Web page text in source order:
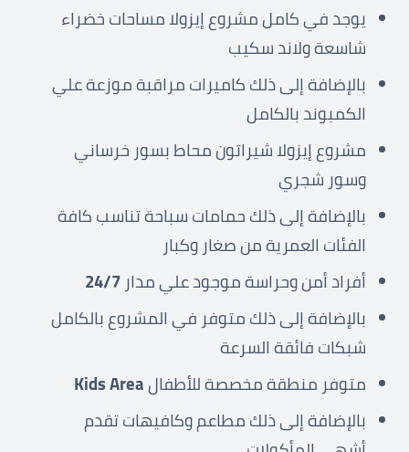
يوجد في كامل مشروع إيزولا مساحات خضراء
شاسعة ولاند سكيب
بالإضافة إلى ذلك كاميرات مراقبة موزعة علي
الكمبوند بالكامل
مشروع إيزولا شيراتون محاط بسور خرساني
وسور شجري
بالإضافة إلى ذلك حمامات سباحة تناسب كافة
الفئات العمرية من صغار وكبار
أفراد أمن وحراسة موجود علي مدار24/7
بالإضافة إلى ذلك متوفر في المشروع بالكامل
شبكات فائقة السرعة
متوفر منطقة مخصصة للأطفالKids Area
بالإضافة إلى ذلك مطاعم وكافيهات تقدم